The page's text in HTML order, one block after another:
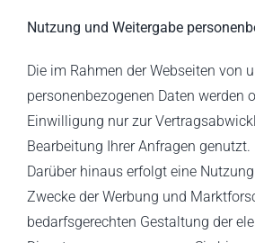
Nutzung und Weitergabe
Die im Rahmen der Webseiten von
personenbezogenen Daten werden
Einwilligung nur zur
Bearbeitung Ihrer Anfragen genutzt.
Darüber hinaus erfolgt eine
Zwecke der Werbung und
bedarfsgerechten Gestaltung der